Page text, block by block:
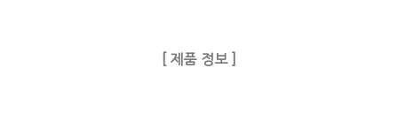
[ 제품 정보 ]